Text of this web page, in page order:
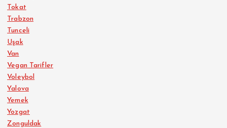
Tokat
Trabzon
Tunceli
Uşak
Van
Vegan Tarifler
Voleybol
Yalova
Yemek
Yozgat
Zonguldak